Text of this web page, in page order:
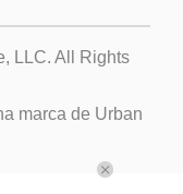
LLC. All Rights
marca de Urban